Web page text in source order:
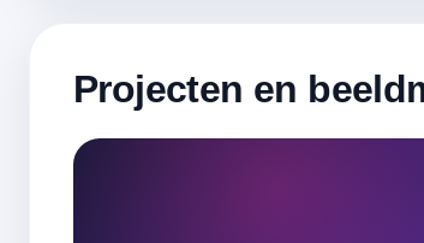
Projecten en